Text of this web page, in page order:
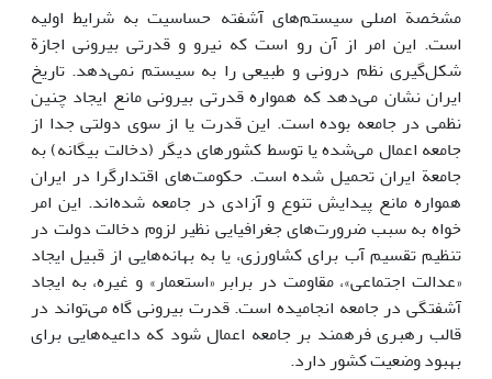
مشخصة اصلی سیستم‌های آشفته حساسیت به شرایط اولیه
است. این امر از آن رو است که نیرو و قدرتی بیرونی اجازة
شکل‌گیری نظم درونی و طبیعی را به سیستم نمی‌دهد. تاریخ
ایران نشان می‌دهد که همواره قدرتی بیرونی مانع ایجاد چنین
نظمی در جامعه بوده است. این قدرت یا از سوی دولتی جدا از
جامعه اعمال می‌شده یا توسط کشورهای دیگر (دخالت بیگانه) به
جامعة ایران تحمیل شده است. حکومت‌های اقتدارگرا در ایران
همواره مانع پیدایش تنوع و آزادی در جامعه شده‌اند. این امر
خواه به سبب ضرورت‌های جغرافیایی نظیر لزوم دخالت دولت در
تنظیم تقسیم آب برای کشاورزی، یا به بهانه‌هایی از قبیل ایجاد
«عدالت اجتماعی»، مقاومت در برابر «استعمار» و غیره، به ایجاد
آشفتگی در جامعه انجامیده است. قدرت بیرونی گاه می‌تواند در
قالب رهبری فرهمند بر جامعه اعمال شود که داعیه‌هایی برای
بهبود وضعیت کشور دارد.